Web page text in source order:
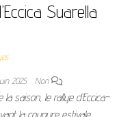
Suarella
2025 Non
saison, le rallye d’Eccica-